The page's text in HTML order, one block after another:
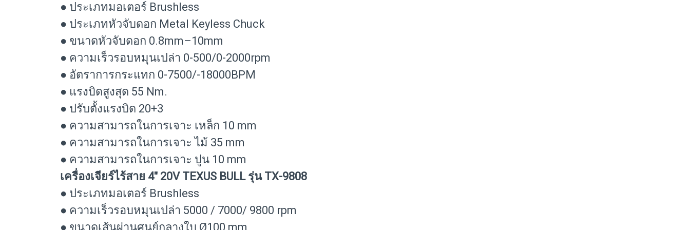
● ประเภทมอเตอร์ Brushless
● ประเภทหัวจับดอก Metal Keyless Chuck
● ขนาดหัวจับดอก 0.8mm–10mm
● ความเร็วรอบหมุนเปล่า 0-500/0-2000rpm
● อัตราการกระแทก 0-7500/-18000BPM
● แรงบิดสูงสุด 55 Nm.
● ปรับตั้งแรงบิด 20+3
● ความสามารถในการเจาะ เหล็ก 10 mm
● ความสามารถในการเจาะ ไม้ 35 mm
● ความสามารถในการเจาะ ปูน 10 mm
เครื่องเจียร์ไร้สาย 4" 20V TEXUS BULL รุ่น TX-9808
● ประเภทมอเตอร์ Brushless
● ความเร็วรอบหมุนเปล่า 5000 / 7000/ 9800 rpm
● ขนาดเส้นผ่านศูนย์กลางใบ Ø100 mm